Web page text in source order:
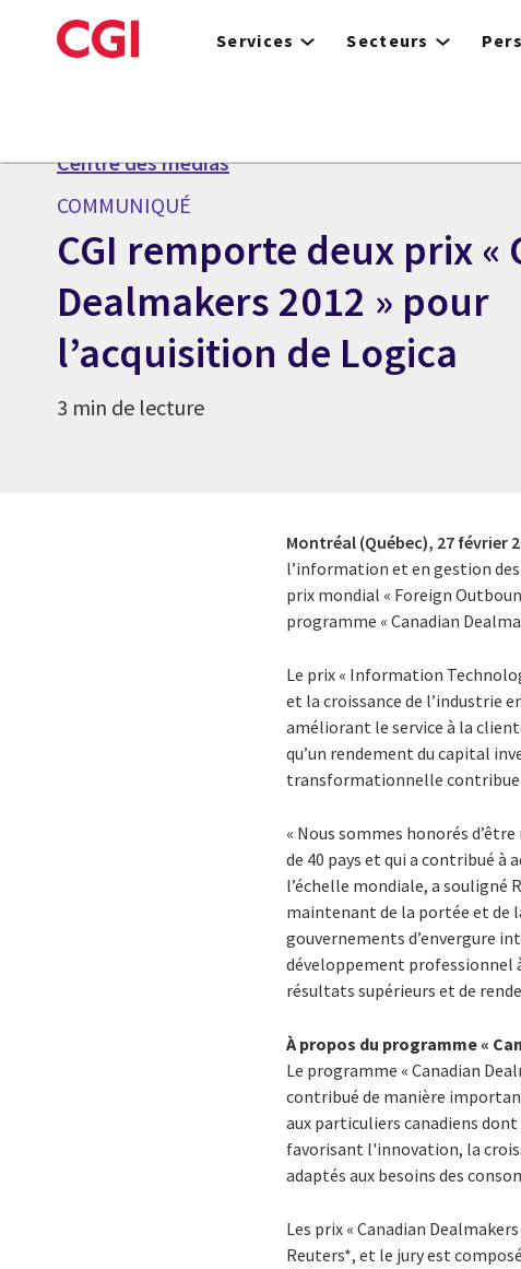
to
Services Secteurs
Centre des médias
COMMUNIQUÉ
CGI remporte deux prix «
Dealmakers 2012 » pour
l’acquisition de Logica
3 min de lecture
Montréal (Québec), 27 février
l’information et en gestion
prix mondial « Foreign
programme « Canadian
Le prix « Information
et la croissance de l’industrie
améliorant le service à la
qu’un rendement du capital
transformationnelle contribue
« Nous sommes honorés
de 40 pays et qui a contribué à
l’échelle mondiale, a souligné
maintenant de la portée et de
gouvernements d’envergure
développement professionnel
résultats supérieurs et de
À propos du programme «
Le programme « Canadian
contribué de manière
aux particuliers canadiens
favorisant l'innovation, la
adaptés aux besoins des
Les prix « Canadian
Reuters*, et le jury est